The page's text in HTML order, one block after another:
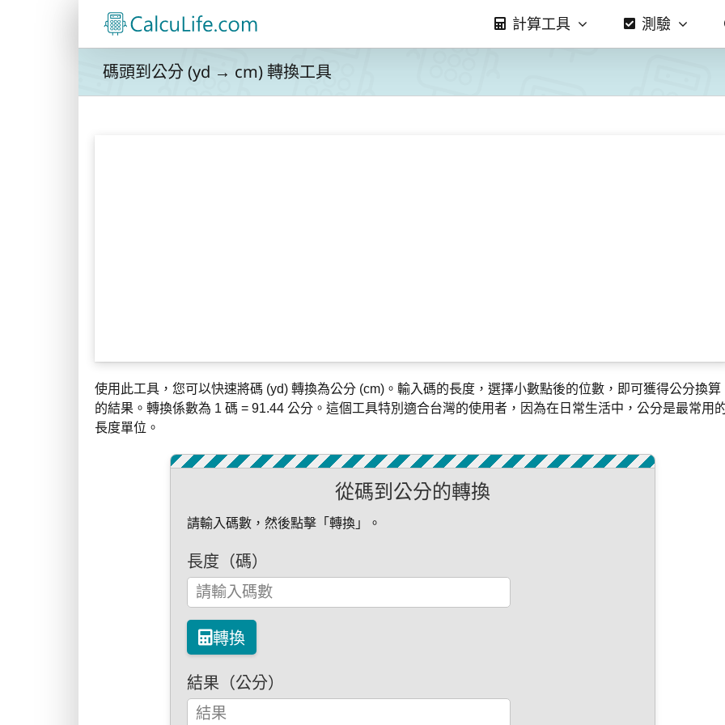
計算工具 測驗
碼頭到公分 (yd → cm) 轉換工具
使用此工具，您可以快速將碼 (yd) 轉換為公分 (cm)。輸入碼的長度，選擇小數點後的位數，即可獲得公分換算
的結果。轉換係數為 1 碼 = 91.44 公分。這個工具特別適合台灣的使用者，因為在日常生活中，公分是最常用
長度單位。
從碼到公分的轉換
請輸入碼數，然後點擊「轉換」。
長度（碼）
轉換
結果（公分）